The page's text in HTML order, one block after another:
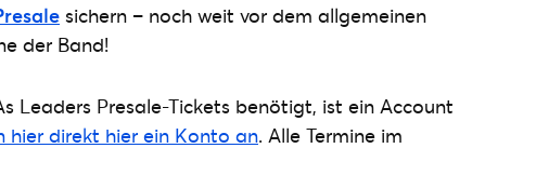
sichern – noch weit vor dem allgemeinen
der Band!
Leaders Presale-Tickets benötigt, ist ein Account
hier direkt hier ein Konto an. Alle Termine im